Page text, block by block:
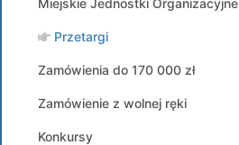
Miejskie Jednostki Organizacyjne
Przetargi
Zamówienia do 170 000 zł
Zamówienie z wolnej ręki
Konkursy